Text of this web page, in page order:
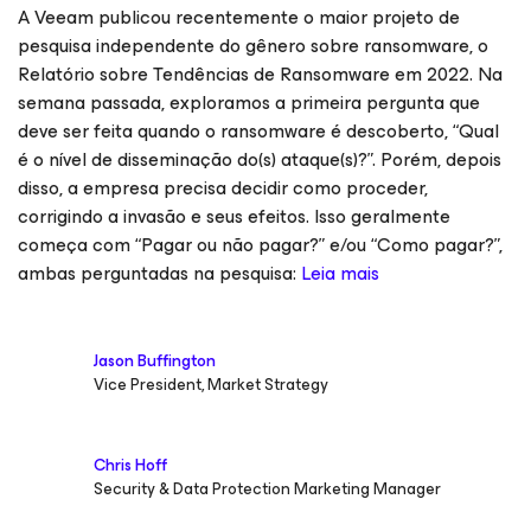
A Veeam publicou recentemente o maior projeto de
pesquisa independente do gênero sobre ransomware, o
Relatório sobre Tendências de Ransomware em 2022. Na
semana passada, exploramos a primeira pergunta que
deve ser feita quando o ransomware é descoberto, “Qual
é o nível de disseminação do(s) ataque(s)?”. Porém, depois
disso, a empresa precisa decidir como proceder,
corrigindo a invasão e seus efeitos. Isso geralmente
começa com “Pagar ou não pagar?” e/ou “Como pagar?”,
ambas perguntadas na pesquisa: Leia mais
Jason Buffington
Vice President, Market Strategy
Chris Hoff
Security & Data Protection Marketing Manager